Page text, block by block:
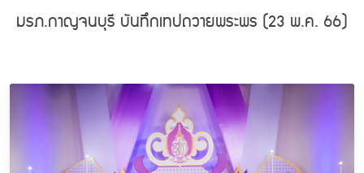
มรภ.กาญจนบุรี บันทึกเทปถวายพระพร (23 พ.ค. 66)